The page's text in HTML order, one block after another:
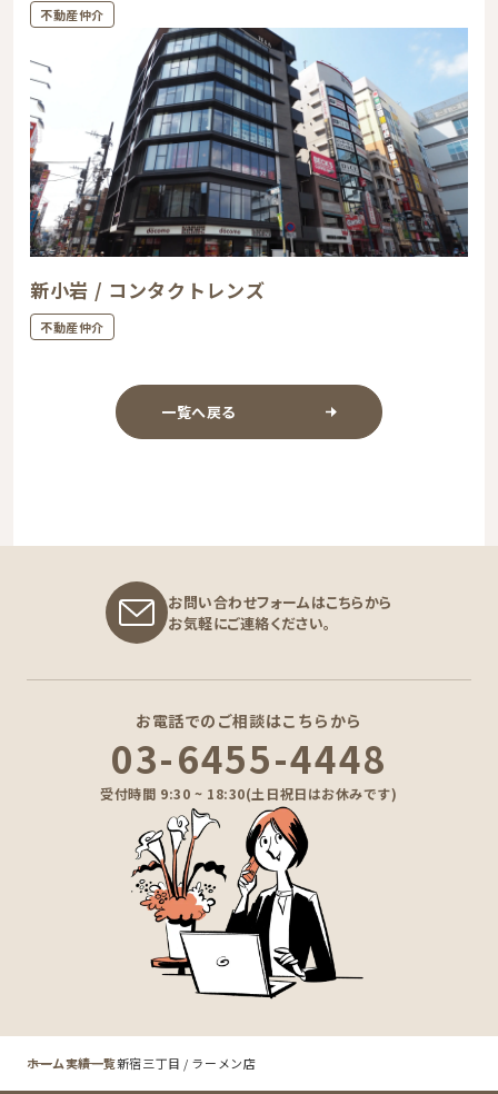
不動産仲介
新小岩 / コンタクトレンズ
不動産仲介
一覧へ戻る
お問い合わせフォームはこちらから
お気軽にご連絡ください。
お電話でのご相談はこちらから
03-6455-4448
受付時間 9:30 ~ 18:30(土日祝日はお休みです)
ホーム実績一覧新宿三丁目 / ラーメン店